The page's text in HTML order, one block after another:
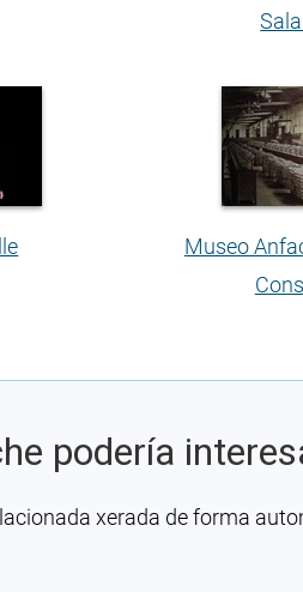
Museo
podería
xerada de forma